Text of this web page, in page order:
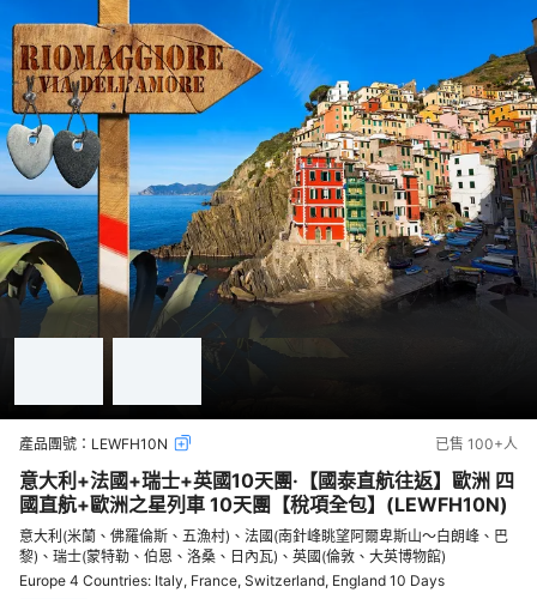
產品團號： LEWFH10N 已售 100+人
意大利+法國+瑞士+英國10天團·【國泰直航往返】歐洲 四
國直航+歐洲之星列車 10天團【稅項全包】(LEWFH10N)
意大利(米蘭、佛羅倫斯、五漁村)、法國(南針峰眺望阿爾卑斯山～白朗峰、巴
黎)、瑞士(蒙特勒、伯恩、洛桑、日內瓦)、英國(倫敦、大英博物館)
Europe 4 Countries: Italy, France, Switzerland, England 10 Days